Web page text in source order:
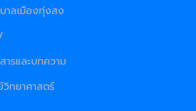
าลเมืองทุ่งสง
ารและบทความ
ทยาศาสตร์